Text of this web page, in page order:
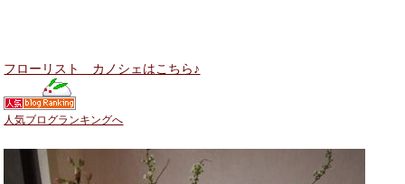
フローリスト カノシェはこちら♪
人気ブログランキングへ